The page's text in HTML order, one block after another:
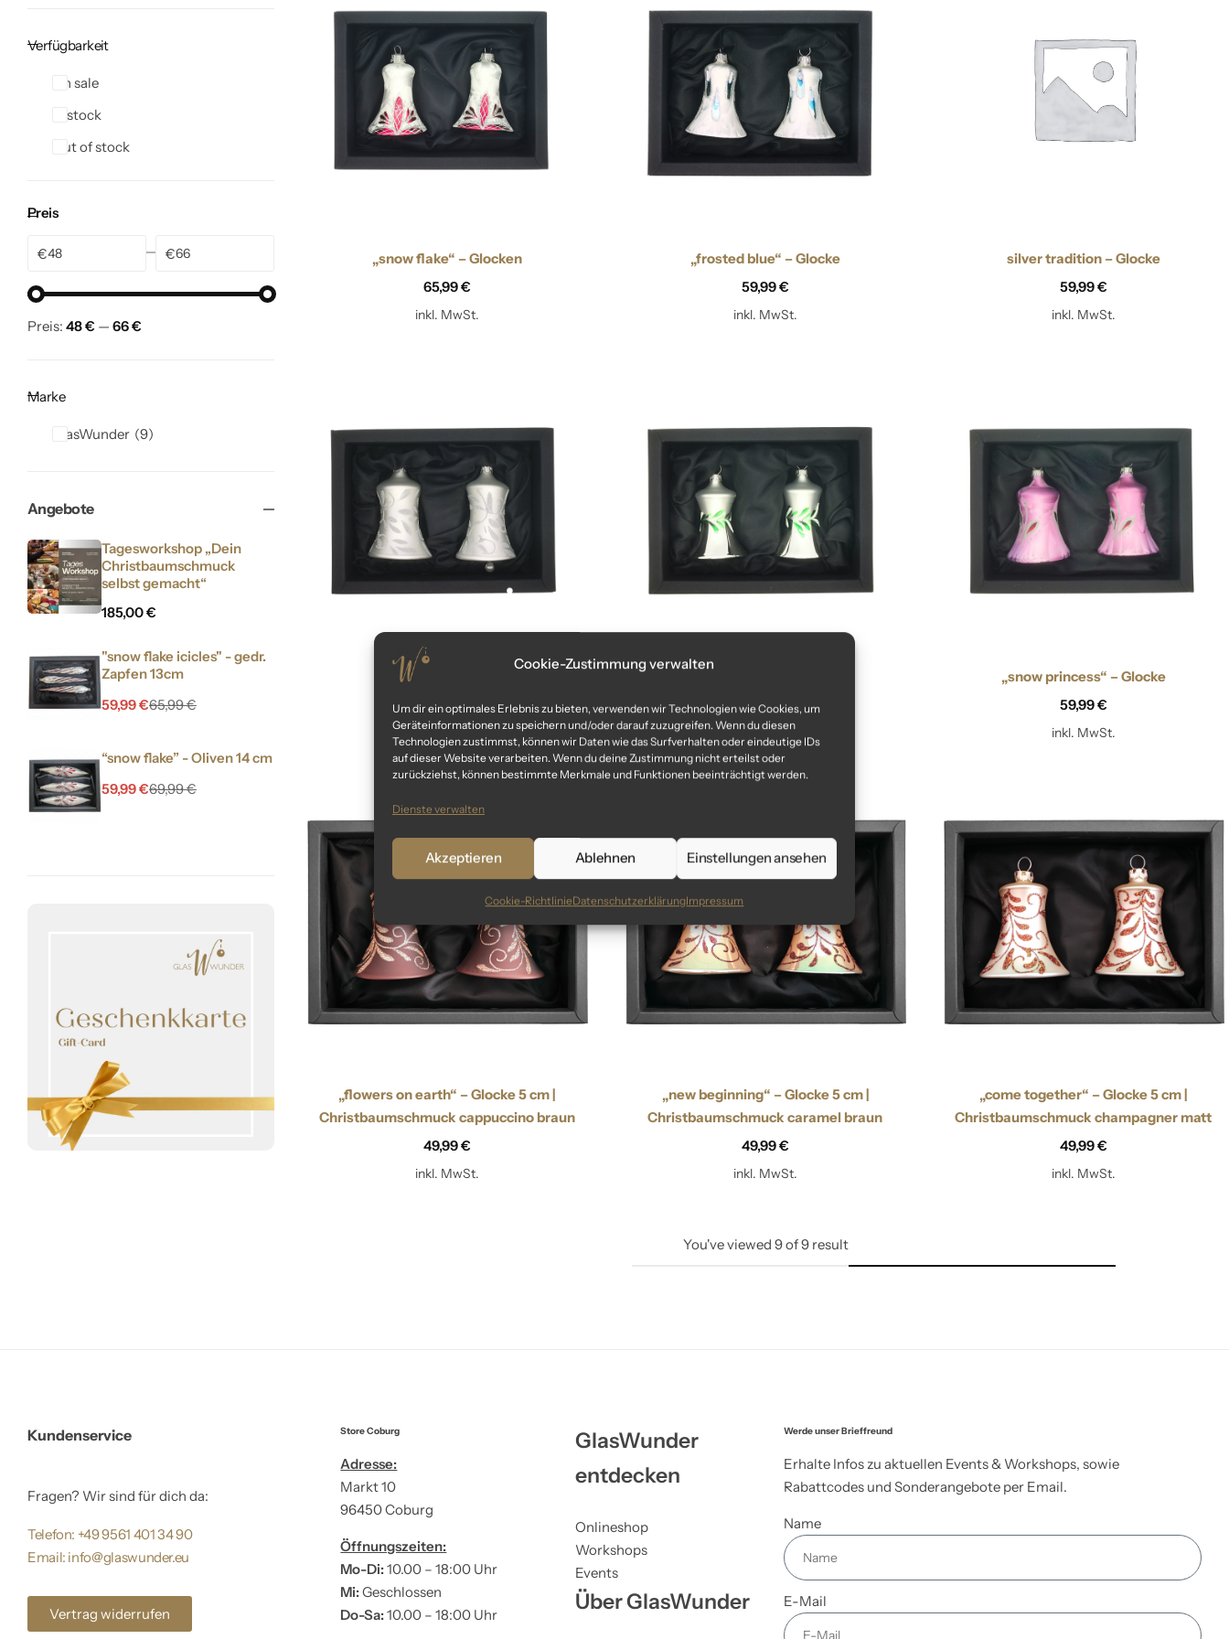
Cookie-Zustimmung verwalten
Um dir ein optimales Erlebnis zu bieten, verwenden wir Technologien wie Cookies, um
Geräteinformationen zu speichern und/oder darauf zuzugreifen. Wenn du diesen
Technologien zustimmst, können wir Daten wie das Surfverhalten oder eindeutige IDs
auf dieser Website verarbeiten. Wenn du deine Zustimmung nicht erteilst oder
zurückziehst, können bestimmte Merkmale und Funktionen beeinträchtigt werden.
Dienste verwalten
Akzeptieren Ablehnen Einstellungen ansehen
Cookie-RichtlinieDatenschutzerklärungImpressum
„snow flake“ – Glocken
65,99€
inkl. MwSt.
„frosted blue“ – Glocke
59,99€
inkl. MwSt.
silver tradition – Glocke
59,99€
inkl. MwSt.
„silver past“ – Glocke
59,99€
inkl. MwSt.
59,99€
inkl. MwSt.
„snow princess“ – Glocke
59,99€
inkl. MwSt.
„flowers on earth“ – Glocke 5 cm |
Christbaumschmuck cappuccino braun
49,99€
inkl. MwSt.
„new beginning“ – Glocke 5 cm |
Christbaumschmuck caramel braun
49,99€
inkl. MwSt.
„come together“ – Glocke 5 cm |
Christbaumschmuck champagner matt
49,99€
inkl. MwSt.
You've viewed 9of9 result
Verfügbarkeit
On sale
In stock
Out of stock
Preis
€ €
Preis: 48 € — 66 €
Marke
GlasWunder 9
Angebote
Tagesworkshop „Dein
Christbaumschmuck
selbst gemacht“
185,00€
"snow flake icicles" - gedr.
Zapfen 13cm
65,99€
59,99€
“snow flake” - Oliven 14 cm
69,99€
59,99€
Kundenservice
Fragen? Wir sind für dich da:
Telefon: +49 9561 401 34 90
Email: info@glaswunder.eu
Vertrag widerrufen
Store Coburg
Adresse:
Markt 10
96450 Coburg
Öffnungszeiten:
Mo-Di:10.00 – 18:00 Uhr
Mi:Geschlossen
Do-Sa:10.00 – 18:00 Uhr
GlasWunder
entdecken
Onlineshop
Workshops
Events
Über GlasWunder
Werde unser Brieffreund
Erhalte Infos zu aktuellen Events & Workshops, sowie
Rabattcodes und Sonderangebote per Email.
Name
E-Mail
Zapfen